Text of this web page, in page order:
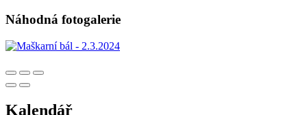
Náhodná fotogalerie
Kalendář